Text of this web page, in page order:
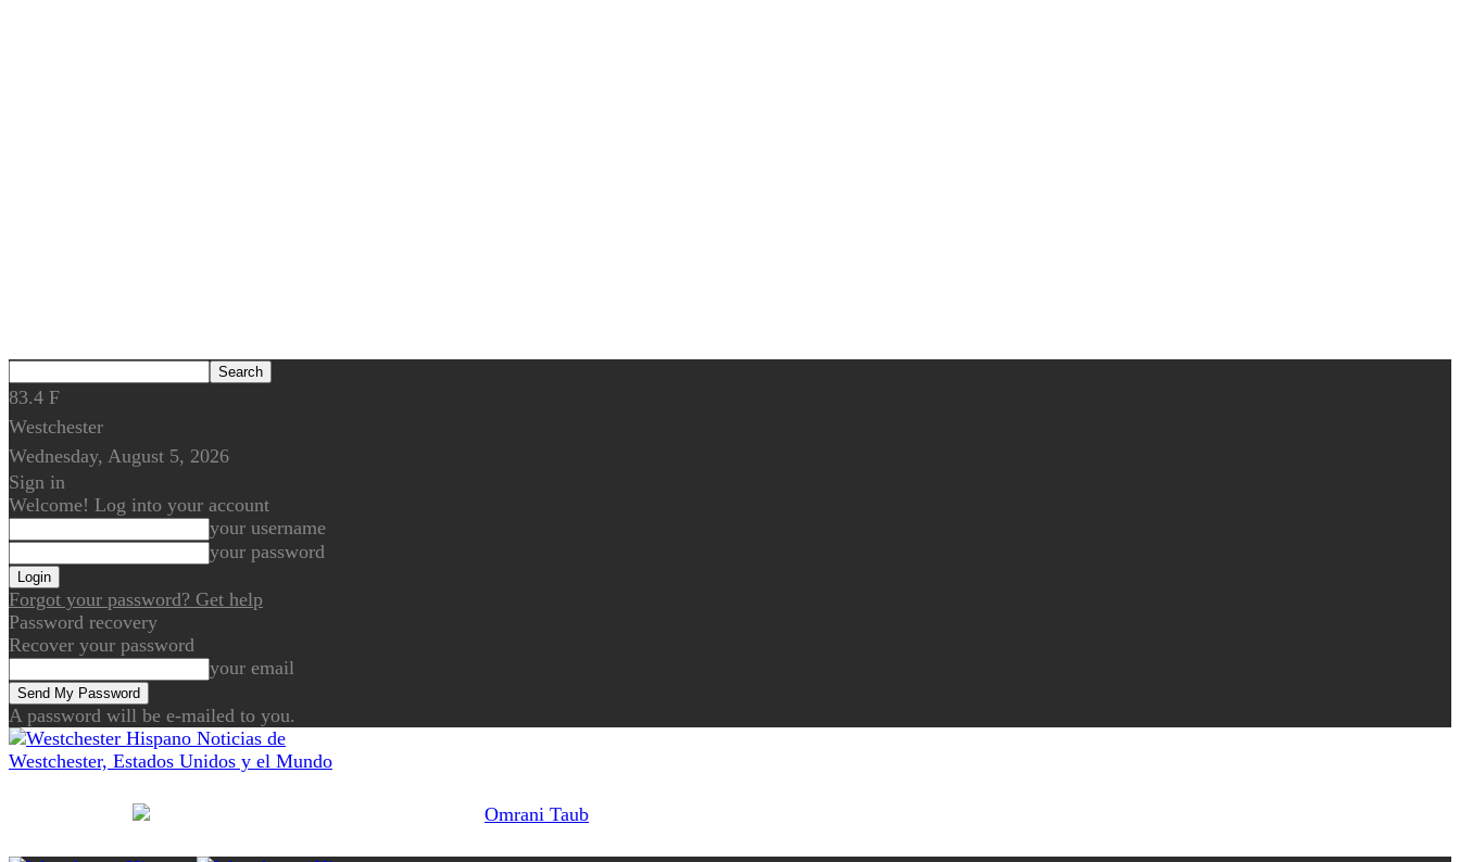
83.4 F
Westchester
Wednesday, August 5, 2026
Sign in
Welcome! Log into your account
your username
your password
Forgot your password? Get help
Password recovery
Recover your password
your email
A password will be e-mailed to you.
Noticias de
Westchester, Estados Unidos y el Mundo